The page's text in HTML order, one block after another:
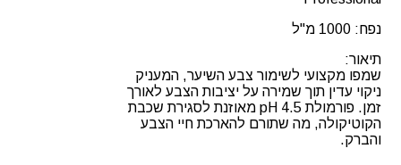
נפח: 1000 מ"ל
תיאור:
שמפו מקצועי לשימור צבע השיער, המעניק
ניקוי עדין תוך שמירה על יציבות הצבע לאורך
זמן. פורמולת pH 4.5 מאוזנת לסגירת שכבת
הקוטיקולה, מה שתורם להארכת חיי הצבע
והברק.